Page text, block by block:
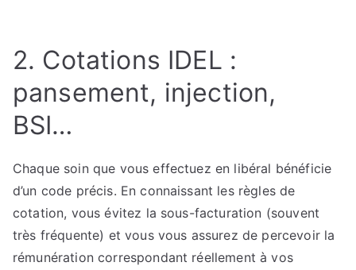
2. Cotations IDEL :
pansement, injection,
BSI…
Chaque soin que vous effectuez en libéral bénéficie
d’un code précis. En connaissant les règles de
cotation, vous évitez la sous-facturation (souvent
très fréquente) et vous vous assurez de percevoir la
rémunération correspondant réellement à vos